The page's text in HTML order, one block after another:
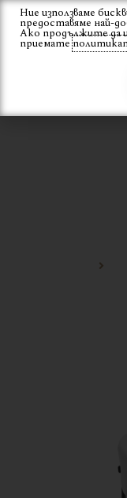
Skip
content
Вход
Ние използваме
предоставяме най-
Ако продължите да
приемате